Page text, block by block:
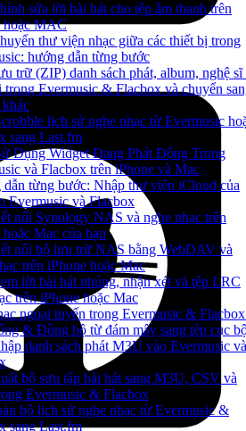
sửa lời bài hát cho tệp âm thanh trên
hoặc MAC
thư viện nhạc giữa các thiết bị trong
hướng dẫn từng bước
trữ (ZIP) danh sách phát, album, nghệ sĩ
trong Evermusic & Flacbox và chuyển
lịch sử nghe nhạc từ Evermusic
sang Last.fm
Dụng Widget Đang Phát Động Trong
và Flacbox trên iPhone và Mac
từng bước: Nhập thư viện iCloud của
Evermusic và Flacbox
nối Synology NAS và nghe nhạc trên
Mac của bạn
nối bộ lưu trữ NAS bằng WebDAV và
trên iPhone hoặc Mac
lời bài hát nhúng, nhận xét và tệp LRC
trên iPhone hoặc Mac
ngoại tuyến trong Evermusic &
& Đồng bộ từ đám mây sang tệp cục
danh sách phát M3U vào Evermusic và
bộ sưu tập bài hát sang M3U, CSV và
Evermusic & Flacbox
bộ lịch sử nghe nhạc từ Evermusic &
sang Last.fm